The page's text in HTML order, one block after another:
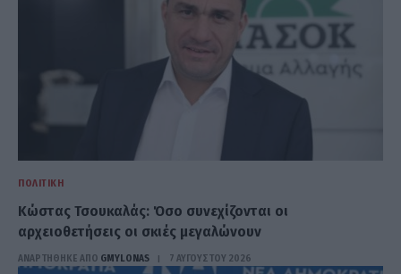
ΠΟΛΙΤΙΚΉ
Κώστας Τσουκαλάς: Όσο συνεχίζονται οι
αρχειοθετήσεις οι σκιές μεγαλώνουν
ΑΝΑΡΤΗΘΗΚΕ ΑΠΟ GMYLONAS 7 ΑΥΓΟΎΣΤΟΥ 2026